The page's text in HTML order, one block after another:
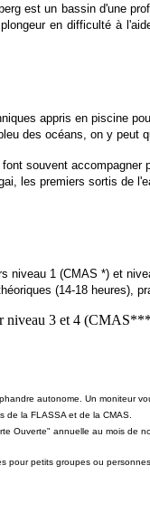
est un bassin d'une
en difficulté à
appris en piscine
des océans, on y peut
souvent
les premiers sortis de
niveau 1 (CMAS *) et
(14-18 heures),
niveau 3 et 4
autonome. Un moniteur
de la FLASSA et de la CMAS.
Ouverte" annuelle au mois de
pour petits groupes ou